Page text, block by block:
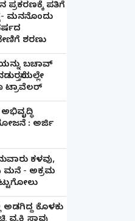
ಪ್ರಕರಣಕ್ಕೆ ಪತಿಗೆ
ಮನನೊಂದು
ಶರಣು
ಬಚಾವ್
ಟ್ರಾವೆಲರ್
: ಅರ್ಜಿ
ಕಳವು,
ಮನೆ - ಅಕ್ರಮ
ಅಡಗಿದ್ದ ಕೊಳಕು